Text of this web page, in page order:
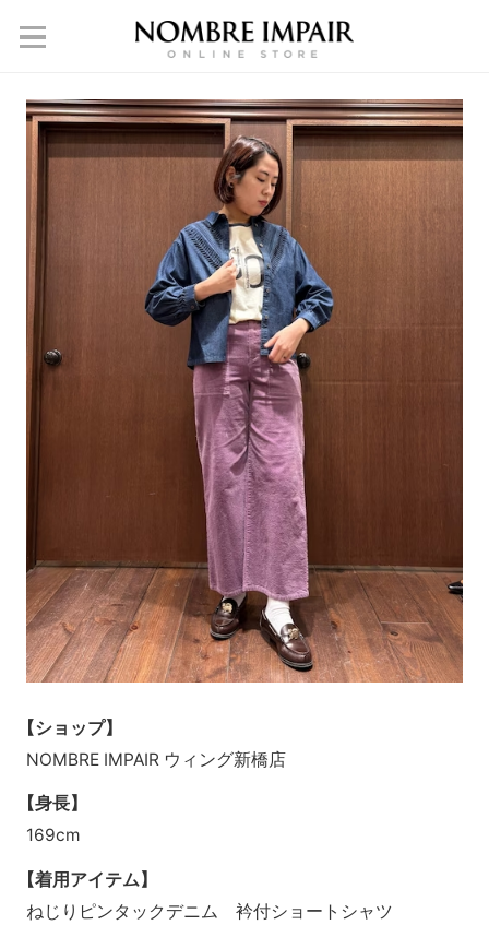
【ショップ】
NOMBRE IMPAIR ウィング新橋店
【身長】
169cm
【着用アイテム】
ねじりピンタックデニム 衿付ショートシャツ